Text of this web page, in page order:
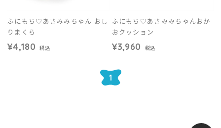
ふにもち♡あさみみちゃん おし
りまくら
¥4,180 税込
ふにもち♡あさみみちゃんおか
おクッション
¥3,960 税込
1